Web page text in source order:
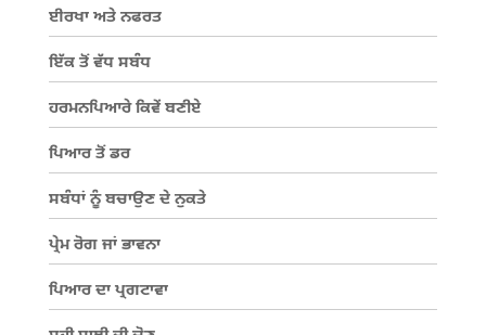
ਈਰਖਾ ਅਤੇ ਨਫਰਤ
ਇੱਕ ਤੋਂ ਵੱਧ ਸਬੰਧ
ਹਰਮਨਪਿਆਰੇ ਕਿਵੇਂ ਬਣੀਏ
ਪਿਆਰ ਤੋਂ ਡਰ
ਸਬੰਧਾਂ ਨੂੰ ਬਚਾਉਣ ਦੇ ਨੁਕਤੇ
ਪ੍ਰੇਮ ਰੋਗ ਜਾਂ ਭਾਵਨਾ
ਪਿਆਰ ਦਾ ਪ੍ਰਗਟਾਵਾ